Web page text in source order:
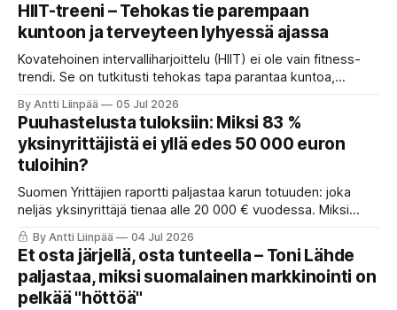
HIIT-treeni – Tehokas tie parempaan
kuntoon ja terveyteen lyhyessä ajassa
Kovatehoinen intervalliharjoittelu (HIIT) ei ole vain fitness-
trendi. Se on tutkitusti tehokas tapa parantaa kuntoa,
nostaa VO₂maxia, parantaa insuliiniherkkyyttä, laskee
verenpainetta ja tukee jopa aivoterveyttä pitkällä
tähtäimellä.
By Antti Liinpää 05 Jul 2026
Puuhastelusta tuloksiin: Miksi 83 %
yksinyrittäjistä ei yllä edes 50 000 euron
tuloihin?
Suomen Yrittäjien raportti paljastaa karun totuuden: joka
neljäs yksinyrittäjä tienaa alle 20 000 € vuodessa. Miksi
ahkera ammattilainen polkee paikallaan? Anna Perhon
mukaan syy on suunnassa ja fokuksessa. Lue 4 askelta,
joilla käännät puuhastelun kannattavaksi ja otat itsen
johtamisen haltuun.
By Antti Liinpää 04 Jul 2026
Et osta järjellä, osta tunteella – Toni Lähde
paljastaa, miksi suomalainen markkinointi on
pelkää "höttöä"